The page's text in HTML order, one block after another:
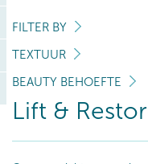
FILTER BY
TEXTUUR
BEAUTY BEHOEFTE
Lift &